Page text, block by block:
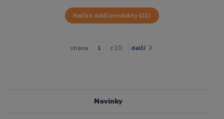
Načíst další produkty (21)
strana z 10 další
Novinky